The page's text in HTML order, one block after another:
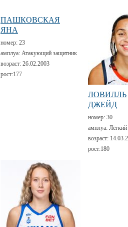
ПАШКОВСКАЯ
ЯНА
номер: 23
амплуа: Атакующий защитник
возраст: 26.02.2003
рост:177
ЛОВИЛЛЬ
ДЖЕЙД
номер: 30
амплуа:
возраст:
рост:180